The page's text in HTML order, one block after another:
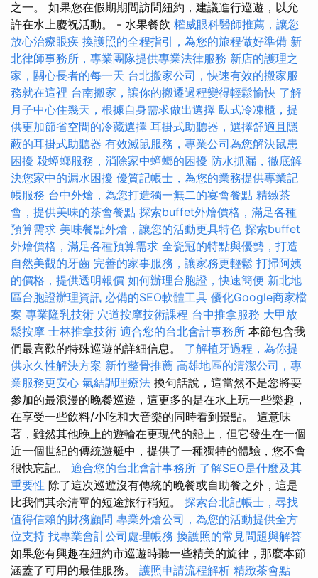
之一。 如果您在假期期間訪問紐約，建議進行巡遊，以允
許在水上慶祝活動。 - 水果餐飲 權威眼科醫師推薦，讓您
放心治療眼疾 換護照的全程指引，為您的旅程做好準備 新
北律師事務所，專業團隊提供專業法律服務 新店的護理之
家，關心長者的每一天 台北搬家公司，快速有效的搬家服
務就在這裡 台南搬家，讓你的搬遷過程變得輕鬆愉快 了解
月子中心住幾天，根據自身需求做出選擇 臥式冷凍櫃，提
供更加節省空間的冷藏選擇 耳掛式助聽器，選擇舒適且隱
蔽的耳掛式助聽器 有效滅鼠服務，專業公司為您解決鼠患
困擾 殺蟑螂服務，消除家中蟑螂的困擾 防水抓漏，徹底解
決您家中的漏水困擾 優質記帳士，為您的業務提供專業記
帳服務 台中外燴，為您打造獨一無二的宴會餐點 精緻茶
會，提供美味的茶會餐點 探索buffet外燴價格，滿足各種
預算需求 美味餐點外燴，讓您的活動更具特色 探索buffet
外燴價格，滿足各種預算需求 全瓷冠的特點與優勢，打造
自然美觀的牙齒 完善的家事服務，讓家務更輕鬆 打掃阿姨
的價格，提供透明報價 如何辦理台胞證，快速簡便 新北地
區台胞證辦理資訊 必備的SEO軟體工具 優化Google商家檔
案 專業隆乳技術 穴道按摩技術課程 台中推拿服務 大甲放
鬆按摩 士林推拿技術 適合您的台北會計事務所 本節包含我
們最喜歡的特殊巡遊的詳細信息。 了解植牙過程，為你提
供永久性解決方案 新竹整骨推薦 高雄地區的清潔公司，專
業服務更安心 氣結調理療法 換句話說，這當然不是您將要
參加的最浪漫的晚餐巡遊，這更多的是在水上玩一些樂趣，
在享受一些飲料/小吃和大音樂的同時看到景點。 這意味
著，雖然其他晚上的遊輪在更現代的船上，但它發生在一個
近一個世紀的傳統遊艇中，提供了一種獨特的體驗，您不會
很快忘記。 適合您的台北會計事務所 了解SEO是什麼及其
重要性 除了這次巡遊沒有傳統的晚餐或自助餐之外，這是
比我們其余清單的短途旅行稍短。 探索台北記帳士，尋找
值得信賴的財務顧問 專業外燴公司，為您的活動提供全方
位支持 找專業會計公司處理帳務 換護照的常見問題與解答
如果您有興趣在紐約市巡遊時聽一些精美的旋律，那麼本節
涵蓋了可用的最佳服務。 護照申請流程解析 精緻茶會點